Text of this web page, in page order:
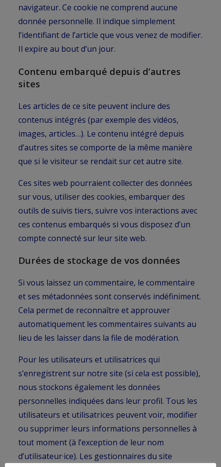
navigateur. Ce cookie ne comprend aucune
donnée personnelle. Il indique simplement
l’identifiant de l’article que vous venez de modifier.
Il expire au bout d’un jour.
Contenu embarqué depuis d’autres
sites
Les articles de ce site peuvent inclure des
contenus intégrés (par exemple des vidéos,
images, articles…). Le contenu intégré depuis
d’autres sites se comporte de la même manière
que si le visiteur se rendait sur cet autre site.
Ces sites web pourraient collecter des données
sur vous, utiliser des cookies, embarquer des
outils de suivis tiers, suivre vos interactions avec
ces contenus embarqués si vous disposez d’un
compte connecté sur leur site web.
Durées de stockage de vos données
Si vous laissez un commentaire, le commentaire
et ses métadonnées sont conservés indéfiniment.
Cela permet de reconnaître et approuver
automatiquement les commentaires suivants au
lieu de les laisser dans la file de modération.
Pour les utilisateurs et utilisatrices qui
s’enregistrent sur notre site (si cela est possible),
nous stockons également les données
personnelles indiquées dans leur profil. Tous les
utilisateurs et utilisatrices peuvent voir, modifier
ou supprimer leurs informations personnelles à
tout moment (à l’exception de leur nom
d’utilisateur·ice). Les gestionnaires du site